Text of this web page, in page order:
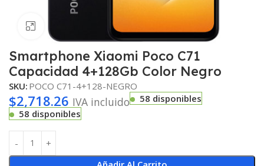
Haga clic para ampliar
Smartphone Xiaomi Poco C71
Capacidad 4+128Gb Color Negro
SKU: POCO C71-4+128-NEGRO
$2,718.26 IVA incluido
58 disponibles
58 disponibles